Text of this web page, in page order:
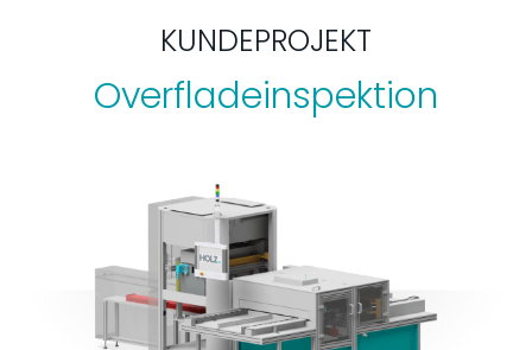
KUNDEPROJEKT
Overfladeinspektion